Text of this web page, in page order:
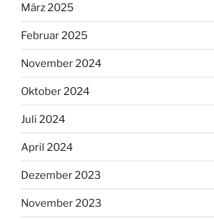
März 2025
Februar 2025
November 2024
Oktober 2024
Juli 2024
April 2024
Dezember 2023
November 2023